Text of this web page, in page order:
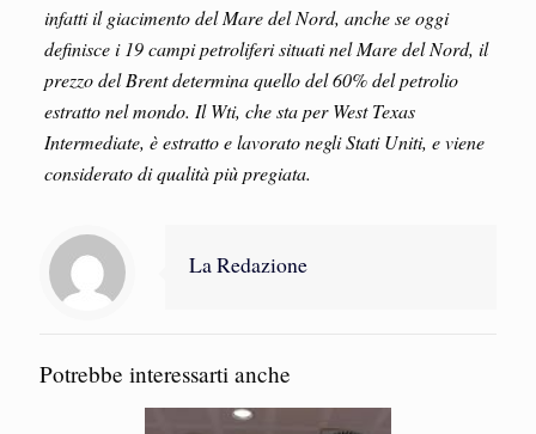
infatti il giacimento del Mare del Nord, anche se oggi
definisce i 19 campi petroliferi situati nel Mare del Nord, il
prezzo del Brent determina quello del 60% del petrolio
estratto nel mondo. Il Wti, che sta per West Texas
Intermediate, è estratto e lavorato negli Stati Uniti, e viene
considerato di qualità più pregiata.
La Redazione
Potrebbe interessarti anche